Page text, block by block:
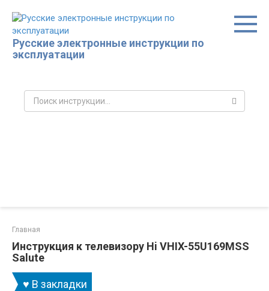
контенту
Русские электронные инструкции по
эксплуатации
Поиск:
Главная
Инструкция к телевизору Hi VHIX-55U169MSS
Salute
♥ В закладки